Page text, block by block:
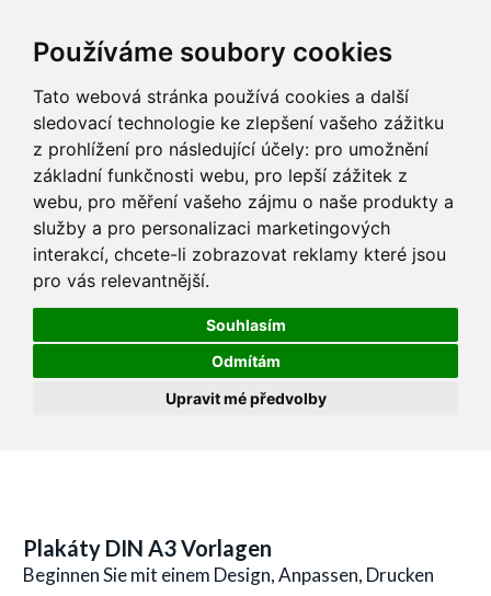
Používáme soubory cookies
Tato webová stránka používá cookies a další
sledovací technologie ke zlepšení vašeho zážitku
z prohlížení pro následující účely: pro umožnění
základní funkčnosti webu, pro lepší zážitek z
webu, pro měření vašeho zájmu o naše produkty a
služby a pro personalizaci marketingových
interakcí, chcete-li zobrazovat reklamy které jsou
pro vás relevantnější.
Souhlasím
Odmítám
Upravit mé předvolby
Plakáty DIN A3 Vorlagen
Beginnen Sie mit einem Design, Anpassen, Drucken